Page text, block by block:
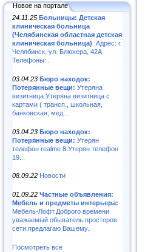
Новое на портале
24.11.25 Больницы: Детская
клиническая больница
(Челябинская областная детская
клиническая больница) .Адрес: г.
Челябинск, ул. Блюхера, 42А
Телефоны:..
03.04.23 Бюро находок:
Потерянные вещи: Утеряна
визитница.Утеряна визитница с
картами ( трансп., школьная,
банковская, мед...
03.04.23 Бюро находок:
Потерянные вещи: Утерян
телефон realme 8.Утерян телефон
19...
08.09.22 Новости
01.09.22 Частные объявления:
Мебель и предметы интерьера:
Мебель-Лофт.Доброго времени
уважаемый обыватель просторов
сети,предлагаю Вашему..
Посмотреть все